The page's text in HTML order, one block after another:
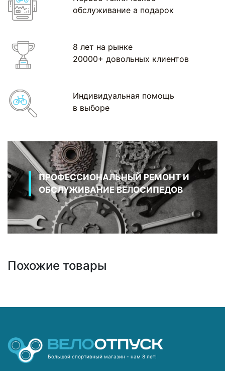
обслуживание а подарок
8 лет на рынке
20000+ довольных клиентов
Индивидуальная помощь
в выборе
ПРОФЕССИОНАЛЬНЫЙ РЕМОНТ И
ОБСЛУЖИВАНИЕ ВЕЛОСИПЕДОВ
Похожие товары
Большой спортивный магазин - нам 8 лет!